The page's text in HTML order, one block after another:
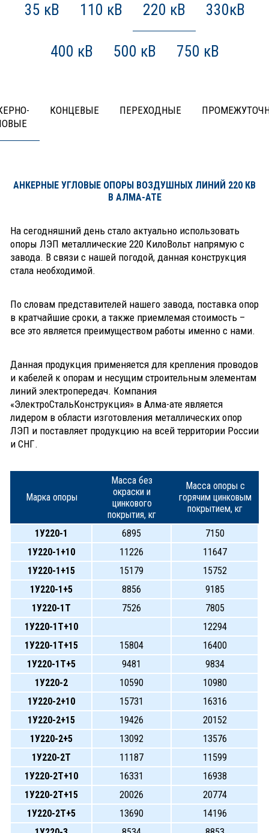
35 кВ 110 кВ 220 кВ 330кВ
400 кВ 500 кВ 750 кВ
КОНЦЕВЫЕ ПЕРЕХОДНЫЕ
АНКЕРНЫЕ УГЛОВЫЕ ОПОРЫ ВОЗДУШНЫХ ЛИНИЙ 220 КВ
В АЛМА-АТЕ
На сегодняшний день стало актуально использовать
опоры ЛЭП металлические 220 КилоВольт напрямую с
завода. В связи с нашей погодой, данная конструкция
стала необходимой.
По словам представителей нашего завода, поставка опор
в кратчайшие сроки, а также приемлемая стоимость –
все это является преимуществом работы именно с нами.
Данная продукция применяется для крепления проводов
и кабелей к опорам и несущим строительным элементам
линий электропередач. Компания
«ЭлектроСтальКонструкция» в Алма-ате является
лидером в области изготовления металлических опор
ЛЭП и поставляет продукцию на всей территории России
и СНГ.
Марка опоры
Масса без
окраски и
цинкового
покрытия, кг
Масса опоры с
горячим цинковым
покрытием, кг
1У220-1 6895
7150
1У220-1+10
11226
11647
1У220-1+15
15179
15752
1У220-1+5
8856
9185
1У220-1Т
7526
7805
1У220-1Т+10
12294
1У220-1Т+15
15804
16400
1У220-1Т+5
9481
9834
1У220-2
10590
10980
1У220-2+10
15731
16316
1У220-2+15
19426
20152
1У220-2+5
13092
13576
1У220-2Т
11187
11599
1У220-2Т+10
16331
16938
1У220-2Т+15
20026
20774
1У220-2Т+5
13690
14196